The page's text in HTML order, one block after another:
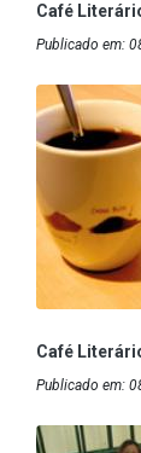
Café
Publicado em:
Café
Publicado em: